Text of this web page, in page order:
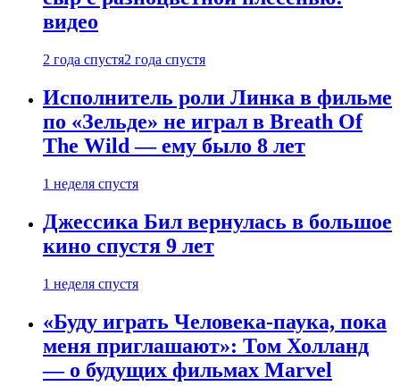
видео
2 года спустя2 года спустя
Исполнитель роли Линка в фильме
по «Зельде» не играл в Breath Of
The Wild — ему было 8 лет
1 неделя спустя
Джессика Бил вернулась в большое
кино спустя 9 лет
1 неделя спустя
«Буду играть Человека-паука, пока
меня приглашают»: Том Холланд
— о будущих фильмах Marvel